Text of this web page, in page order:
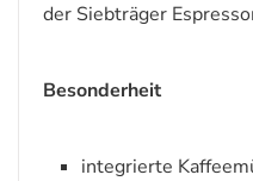
der Siebträger
Besonderheit
integrierte